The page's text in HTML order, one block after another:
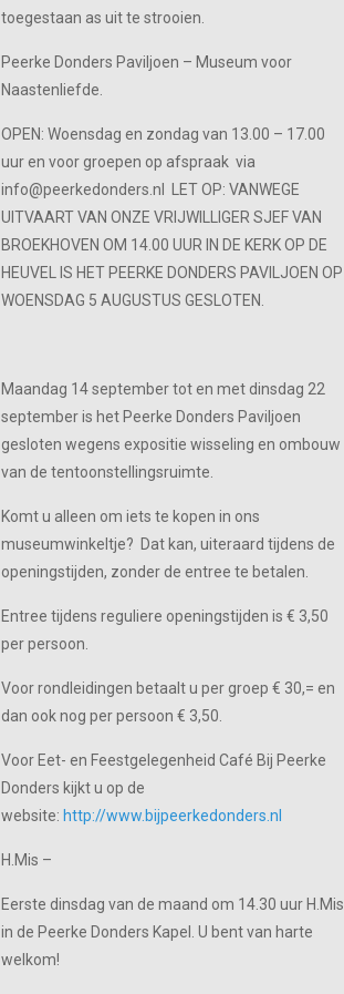
toegestaan as uit te strooien.
Peerke Donders Paviljoen – Museum voor
Naastenliefde.
OPEN: Woensdag en zondag van 13.00 – 17.00
uur en voor groepen op afspraak via
info@peerkedonders.nl LET OP: VANWEGE
UITVAART VAN ONZE VRIJWILLIGER SJEF VAN
BROEKHOVEN OM 14.00 UUR IN DE KERK OP DE
HEUVEL IS HET PEERKE DONDERS PAVILJOEN OP
WOENSDAG 5 AUGUSTUS GESLOTEN.
Maandag 14 september tot en met dinsdag 22
september is het Peerke Donders Paviljoen
gesloten wegens expositie wisseling en ombouw
van de tentoonstellingsruimte.
Komt u alleen om iets te kopen in ons
museumwinkeltje? Dat kan, uiteraard tijdens de
openingstijden, zonder de entree te betalen.
Entree tijdens reguliere openingstijden is € 3,50
per persoon.
Voor rondleidingen betaalt u per groep € 30,= en
dan ook nog per persoon € 3,50.
Voor Eet- en Feestgelegenheid Café Bij Peerke
Donders kijkt u op de
website: http://www.bijpeerkedonders.nl
H.Mis –
Eerste dinsdag van de maand om 14.30 uur H.Mis
in de Peerke Donders Kapel. U bent van harte
welkom!